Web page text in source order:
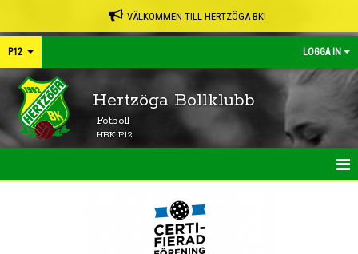
VÄLKOMMEN TILL HERTZÖGA BK!
P12 LOGGA IN
Hertzöga Bollklubb
Fotboll
HBK P12